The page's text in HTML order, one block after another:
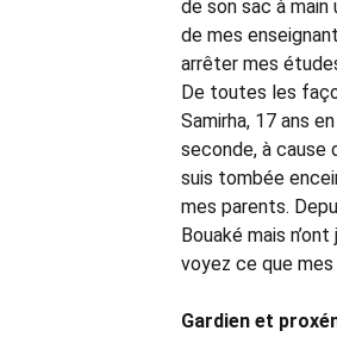
de son sac à main
de mes
arrêter mes
De toutes les
Samirha, 17 ans
seconde, à cause
suis tombée
mes parents.
Bouaké mais
voyez ce que
Gardien et